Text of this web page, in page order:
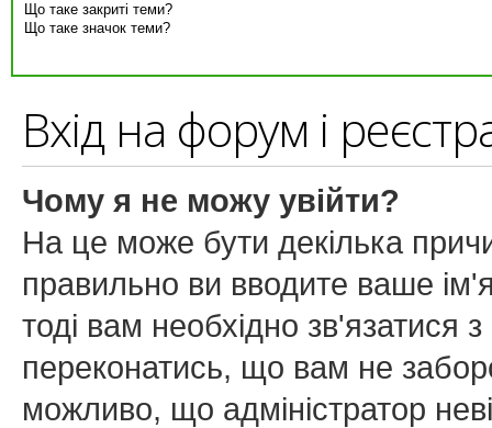
Що таке закриті теми?
Що таке значок теми?
Вхід на форум і
Чому я не можу увійти?
На це може бути декілька
правильно ви вводите ваше
тоді вам необхідно зв'язатися
переконатись, що вам не
можливо, що адміністратор